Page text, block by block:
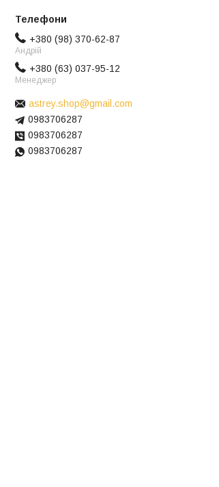
+380 (98) 370-62-87
Андрій
+380 (63) 037-95-12
Менеджер
astrey.shop@gmail.com
0983706287
0983706287
0983706287